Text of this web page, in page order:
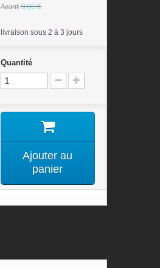
Avant9,00 €
livraison sous 2 à 3 jours
Quantité
Ajouter au
panier